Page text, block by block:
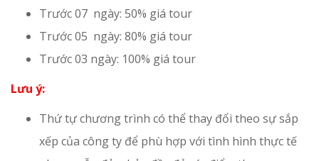
Trước 07 ngày: 50% giá tour
Trước 05 ngày: 80% giá tour
Trước 03 ngày: 100% giá tour
Lưu ý:
Thứ tự chương trình có thể thay đổi theo sự sắp
xếp của công ty để phù hợp với tình hình thực tế